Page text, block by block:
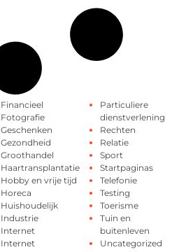
Financieel
Fotografie
Geschenken
Gezondheid
Groothandel
Haartransplantatie
Hobby en vrije tijd
Horeca
Huishoudelijk
Industrie
Internet
Internet
Particuliere
dienstverlening
Rechten
Relatie
Sport
Startpaginas
Telefonie
Testing
Toerisme
Tuin en
buitenleven
Uncategorized